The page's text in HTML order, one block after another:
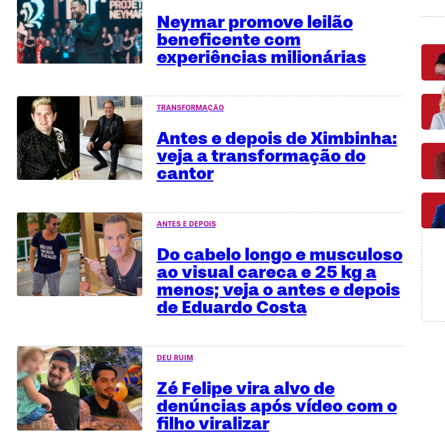
Neymar promove leilão
beneficente com
experiências milionárias
TRANSFORMAÇÃO
Antes e depois de Ximbinha:
veja a transformação do
cantor
ANTES E DEPOIS
Do cabelo longo e musculoso
ao visual careca e 25 kg a
menos; veja o antes e depois
de Eduardo Costa
DEU RUIM
Zé Felipe vira alvo de
denúncias após vídeo com o
filho viralizar